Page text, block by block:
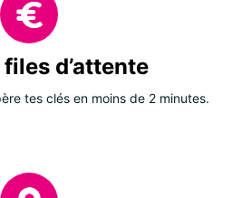
d’attente
tes clés en moins de 2 minutes.